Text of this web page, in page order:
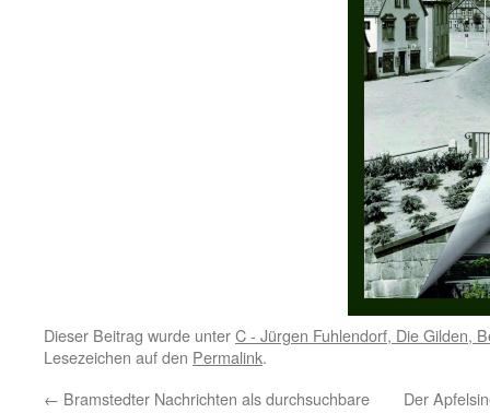
Dieser Beitrag wurde unterC - Jürgen Fuhlendorf, Die Gilden,
Lesezeichen auf den Permalink.
← Bramstedter Nachrichten als durchsuchbare
Der